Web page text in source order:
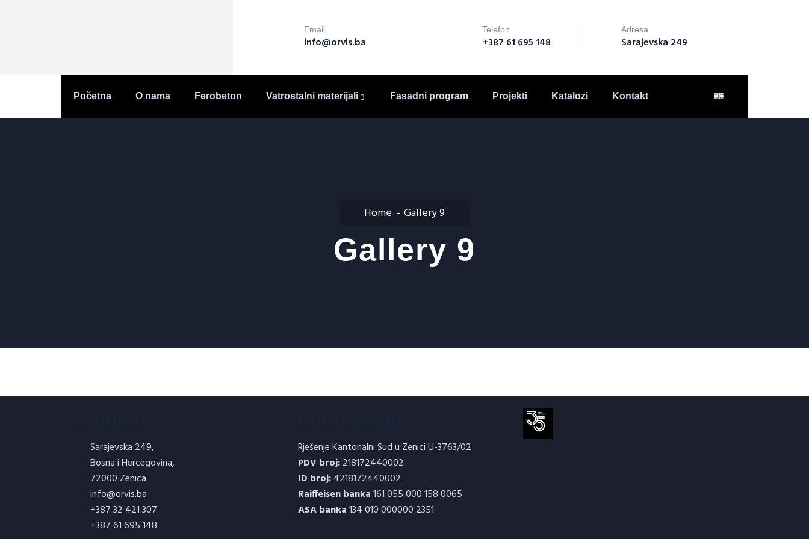
Email
info@orvis.ba
Telefon
+387 61 695 148
Adresa
Sarajevska 249
Početna O nama Ferobeton Vatrostalni materijali Fasadni program Projekti Katalozi Kontakt
Home Gallery 9
Gallery 9
Sarajevska 249,
Bosna i Hercegovina,
72000 Zenica
info@orvis.ba
+387 32 421 307
+387 61 695 148
Rješenje Kantonalni Sud u Zenici U-3763/02
PDV broj:218172440002
ID broj:4218172440002
Raiffeisen banka161 055 000 158 0065
ASA banka134 010 000000 2351